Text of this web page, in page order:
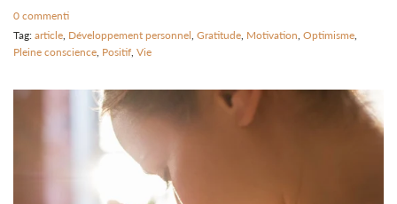
0 commenti
Tag: article Développement personnel Gratitude Motivation Optimisme
Pleine conscience Positif Vie